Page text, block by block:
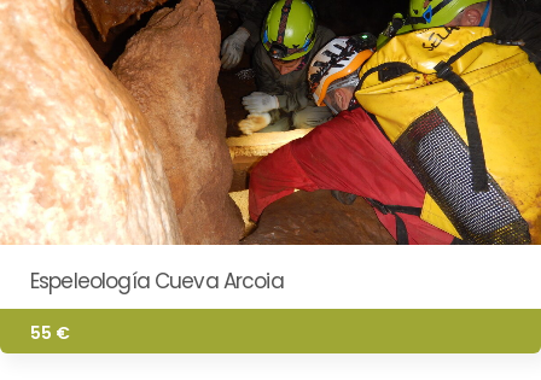
Espeleología Cueva Arcoia
55 €